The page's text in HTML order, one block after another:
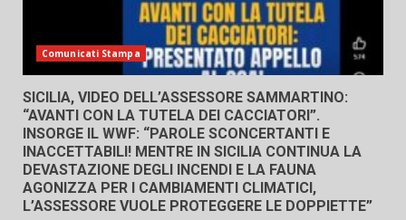
Comunicati Stampa
SICILIA, VIDEO DELL’ASSESSORE SAMMARTINO:
“AVANTI CON LA TUTELA DEI CACCIATORI”.
INSORGE IL WWF: “PAROLE SCONCERTANTI E
INACCETTABILI! MENTRE IN SICILIA CONTINUA LA
DEVASTAZIONE DEGLI INCENDI E LA FAUNA
AGONIZZA PER I CAMBIAMENTI CLIMATICI,
L’ASSESSORE VUOLE PROTEGGERE LE DOPPIETTE”